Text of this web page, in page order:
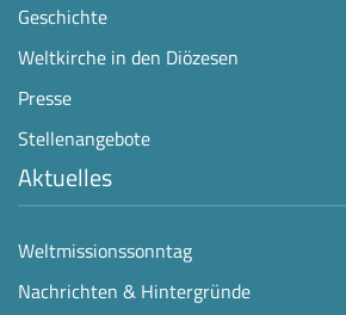
Geschichte
Weltkirche in den Diözesen
Presse
Stellenangebote
Aktuelles
Weltmissionssonntag
Nachrichten & Hintergründe